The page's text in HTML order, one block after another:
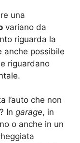
una
variano da
riguarda la
anche possibile
riguardano
l’auto che non
In garage, in
o anche in un